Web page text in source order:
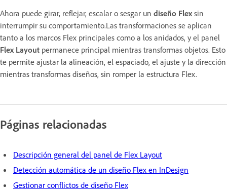
Ahora puede girar, reflejar, escalar o sesgar un diseño Flexsin
interrumpir su comportamiento.Las transformaciones se aplican
tanto a los marcos Flex principales como a los anidados, y el panel
Flex Layout permanece principal mientras transformas objetos. Esto
te permite ajustar la alineación, el espaciado, el ajuste y la dirección
mientras transformas diseños, sin romper la estructura Flex.
Páginas relacionadas
Descripción general del panel de Flex Layout
Detección automática de un diseño Flex en InDesign
Gestionar conflictos de diseño Flex